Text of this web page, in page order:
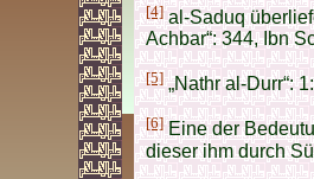
[4]al-Saduq
Achbar“: 344, Ibn
[5]„Nathr al-Durr“:
[6]Eine der
dieser ihm durch